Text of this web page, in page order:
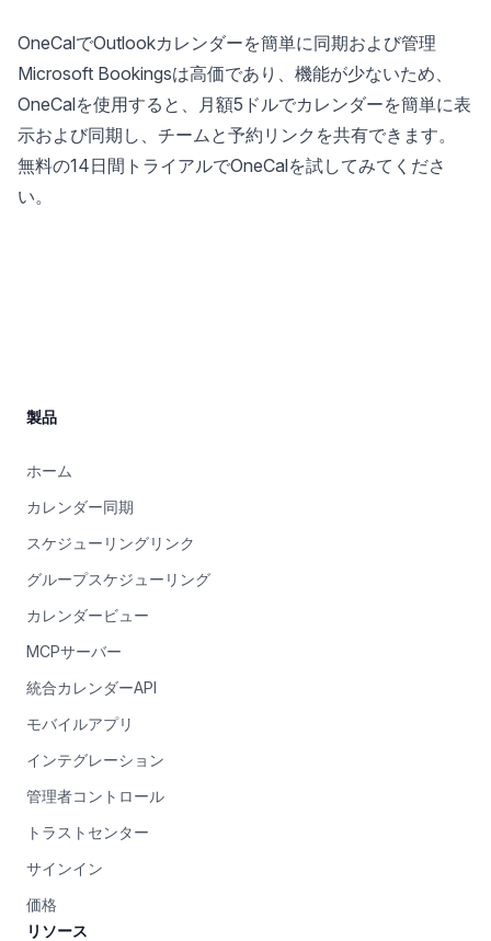
OneCalでOutlookカレンダーを簡単に同期および管理
Microsoft Bookingsは高価であり、機能が少ないため、
OneCalを使用すると、月額5ドルでカレンダーを簡単に表
示および同期し、チームと予約リンクを共有できます。
無料の14日間トライアルでOneCalを試してみてくださ
い。
製品
ホーム
カレンダー同期
スケジューリングリンク
グループスケジューリング
カレンダービュー
MCPサーバー
統合カレンダーAPI
モバイルアプリ
インテグレーション
管理者コントロール
トラストセンター
サインイン
価格
リソース